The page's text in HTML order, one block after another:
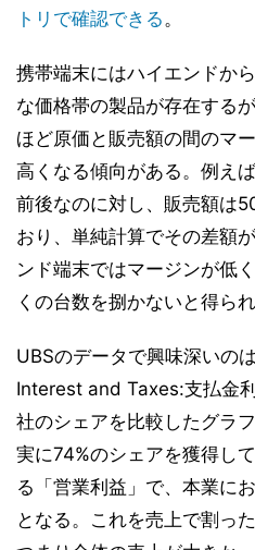
トリで確認できる。
携帯端末にはハイエンドか
な価格帯の製品が存在する
ほど原価と販売額の間のマ
高くなる傾向がある。例え
前後なのに対し、販売額は
おり、単純計算でその差額
ンド端末ではマージンが低
くの台数を捌かないと得ら
UBSのデータで興味深いの
Interest and Taxes:支払金
社のシェアを比較したグラ
実に74%のシェアを獲得し
る「営業利益」で、本業に
となる。これを売上で割っ